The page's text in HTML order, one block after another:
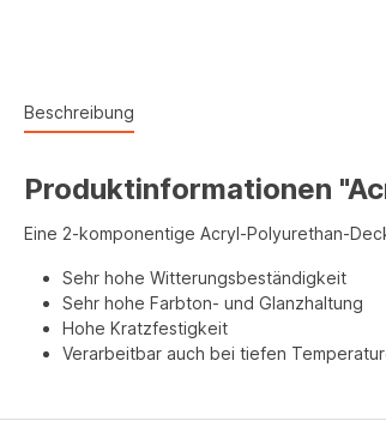
Beschreibung
Produktinformationen
Eine 2-komponentige Acryl-Polyurethan-
Sehr hohe Witterungsbeständigkeit
Sehr hohe Farbton- und Glanzhaltung
Hohe Kratzfestigkeit
Verarbeitbar auch bei tiefen